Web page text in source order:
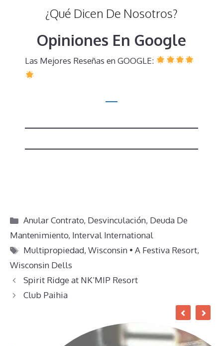
¿Qué Dicen De Nosotros?
Opiniones En Google
Las Mejores Reseñas en GOOGLE:
Categorías
Anular Contrato, Desvinculación, Deuda De
Mantenimiento, Interval International
Etiquetas
Multipropiedad,Wisconsin • A Festiva Resort,
Wisconsin Dells
Spirit Ridge at NK’MIP Resort
Club Paihia